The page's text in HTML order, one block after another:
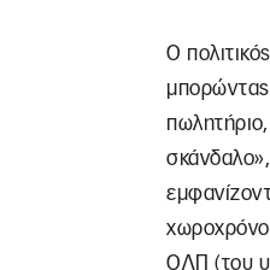
Ο
μπορώντας
χωροχρόνο
ΟΛΠ (του